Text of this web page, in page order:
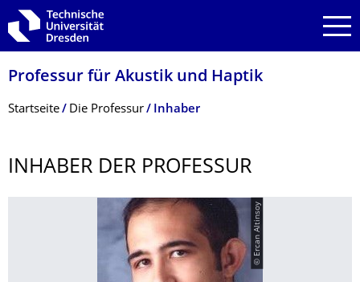
Zur Hauptnavigation springen
Zur Suche springen
Zum Inhalt springen
Professur für Akustik und Haptik
Breadcrumb-Menü
Startseite Die Professur Inhaber
INHABER DER PROFESSUR
© Ercan Altinsoy